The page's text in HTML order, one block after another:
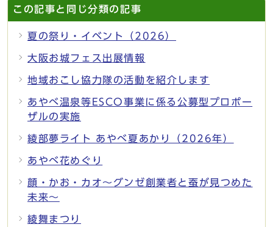
この記事と同じ分類の記事
夏の祭り・イベント（2026）
大阪お城フェス出展情報
地域おこし協力隊の活動を紹介します
あやべ温泉等ESCO事業に係る公募型プロポー
ザルの実施
綾部夢ライト あやべ夏あかり（2026年）
あやべ花めぐり
顔・かお・カオ～グンゼ創業者と蚕が見つめた
未来～
綾舞まつり